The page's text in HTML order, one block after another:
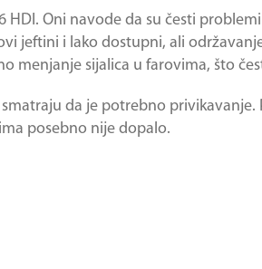
Oni navode da su česti
jeftini i lako dostupni, ali
menjanje sijalica u farovima, što
da je potrebno privikavanje.
posebno nije dopalo.